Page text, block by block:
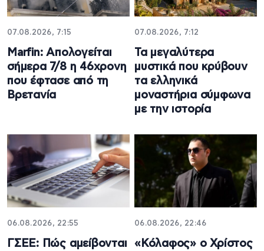
07.08.2026, 7:15
Marfin: Απολογείται
σήμερα 7/8 η 46χρονη
που έφτασε από τη
Βρετανία
07.08.2026, 7:12
Τα μεγαλύτερα
μυστικά που κρύβουν
τα ελληνικά
μοναστήρια σύμφωνα
με την ιστορία
06.08.2026, 22:55
ΓΣΕΕ: Πώς αμείβονται
06.08.2026, 22:46
«Κόλαφος» ο Χρίστος